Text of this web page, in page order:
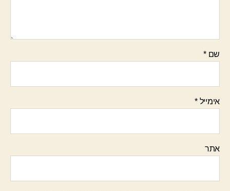
שם*
אימייל*
אתר